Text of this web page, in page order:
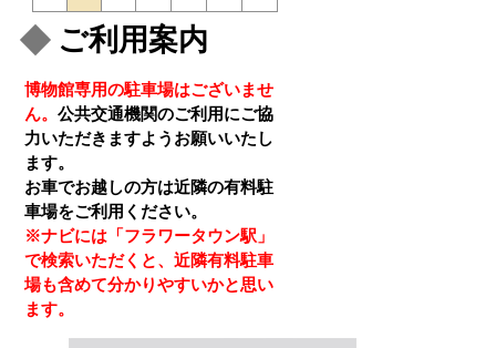
ご利用案内
博物館専用の駐車場はございませ
ん。 公共交通機関のご利用にご協
力いただきますようお願いいたし
ます。
お車でお越しの方は近隣の有料駐
車場をご利用ください。
※ナビには「フラワータウン駅」
で検索いただくと、近隣有料駐車
場も含めて分かりやすいかと思い
ます。